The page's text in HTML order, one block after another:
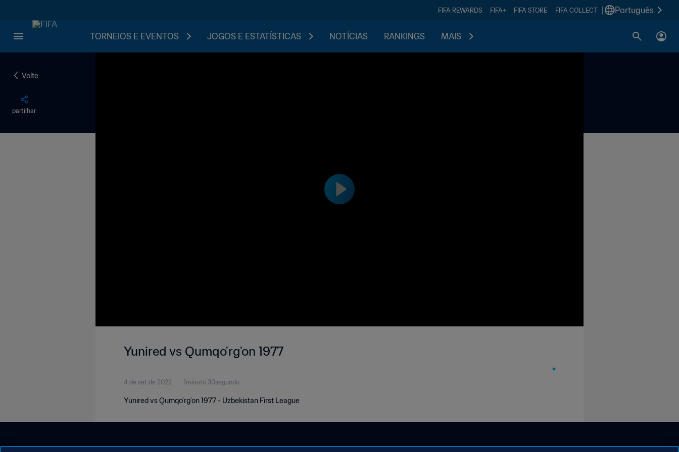
FIFA REWARDS FIFA+ FIFA STORE FIFA COLLECT Português
TORNEIOS E EVENTOS JOGOS E ESTATÍSTICAS NOTÍCIAS RANKINGS MAIS
Volte
partilhar
Yunired vs Qumqo'rg'on 1977
4 de set de 2022 1minuto 30segundo
Yunired vs Qumqo'rg'on 1977 - Uzbekistan First League